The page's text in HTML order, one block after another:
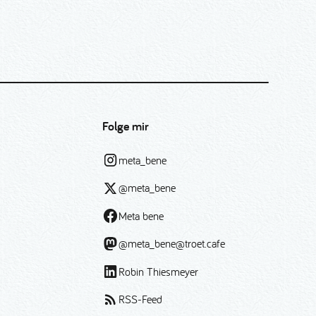
Folge mir
meta_bene
@meta_bene
Meta bene
@meta_bene@troet.cafe
Robin Thiesmeyer
RSS-Feed